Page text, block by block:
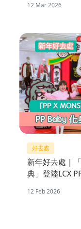
12 Mar 2026
好去處
新年好去處｜
典」登陸LCX
12 Feb 2026